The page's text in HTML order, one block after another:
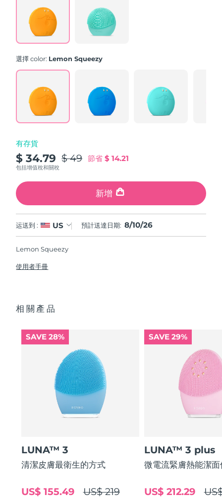
Reviews.
Same
page
link.
選擇 color: Lemon Squeezy
有存貨
$ 34.79 $ 49 節省$ 14.21
包括增值稅和關稅
新增
运送到 : US 預計送達日期: 8/10/26
Lemon Squeezy
使用者手冊
相關產品
SAVE 28%
LUNA™ 3
清潔皮膚最衛生的方式
US$ 219
US$ 155.49
SAVE 29%
LUNA™ 3 plus
微電流緊膚熱能潔面
US$ 212.29